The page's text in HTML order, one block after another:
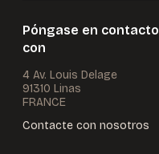
Póngase en contacto
con
4 Av. Louis Delage
91310 Linas
FRANCE
Contacte con nosotros